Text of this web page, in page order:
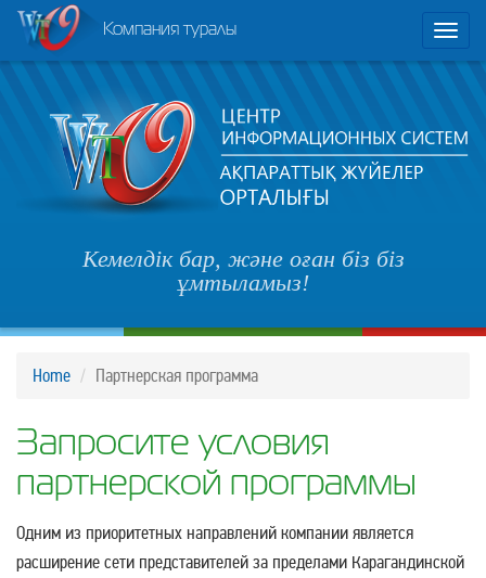
Компания туралы
Кемелдік бар, және оған біз біз
ұмтыламыз!
Home Партнерская программа
Запросите условия
партнерской программы
Одним из приоритетных направлений компании является
расширение сети представителей за пределами Карагандинской